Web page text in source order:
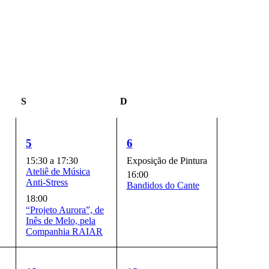
SSábado D
2
eventos,
5
15:30a 17:30
Ateliê de Música
Anti-Stress
18:00
“Projeto Aurora”, de
Inês de Melo, pela
Companhia RAIAR
2
eventos,
6
Exposição de Pintura de Gabriel
16:00
Bandidos do Cante